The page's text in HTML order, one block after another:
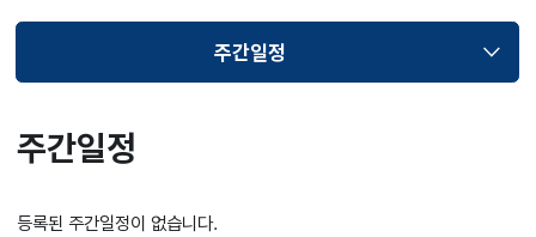
주간일정
선택됨
주간일정
등록된 주간일정이 없습니다.